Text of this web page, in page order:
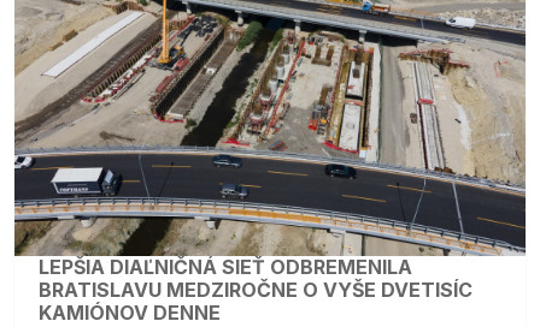
LEPŠIA DIAĽNIČNÁ SIEŤ ODBREMENILA
BRATISLAVU MEDZIROČNE O VYŠE DVETISÍC
KAMIÓNOV DENNE